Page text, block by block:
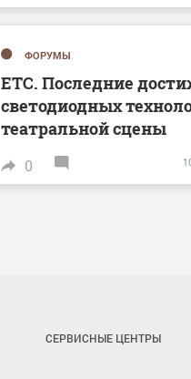
ФОРУМЫ
ETC. Последние
светодиодных
театральной сцены
0
СЕРВИСНЫЕ ЦЕНТРЫ